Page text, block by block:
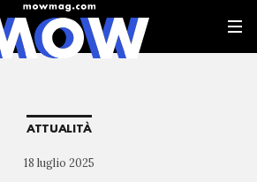
ATTUALITÀ
18 luglio 2025